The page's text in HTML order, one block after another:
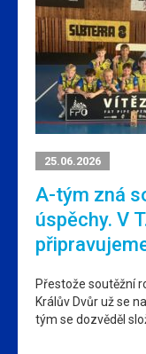
25.06.2026
A-tým zná
úspěchy. V
Přestože soutěžní
Králův Dvůr už se
tým se dozvěděl